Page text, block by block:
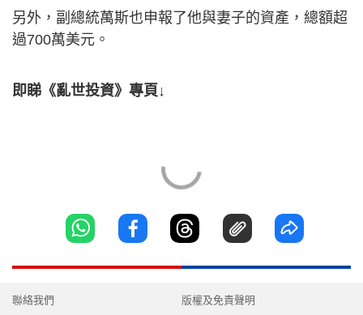
另外，副總統萬斯也申報了他與妻子的資產，總額超
過700萬美元。
即睇《亂世投資》專頁↓
聯絡我們 版權及免責聲明